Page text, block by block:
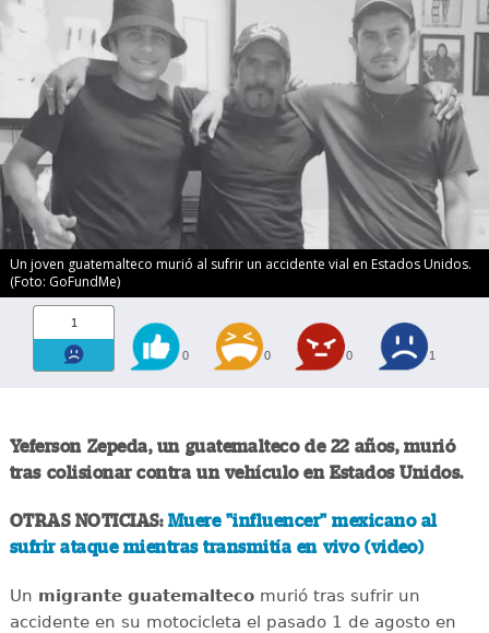
Un joven guatemalteco murió al sufrir un accidente vial en Estados Unidos.
(Foto: GoFundMe)
1
0 0 0 1
Yeferson Zepeda, un guatemalteco de 22 años, murió
tras colisionar contra un vehículo en Estados Unidos.
OTRAS NOTICIAS: Muere "influencer" mexicano al
sufrir ataque mientras transmitía en vivo (video)
Un migrante guatemaltecomurió tras sufrir un
accidente en su motocicleta el pasado 1 de agosto en